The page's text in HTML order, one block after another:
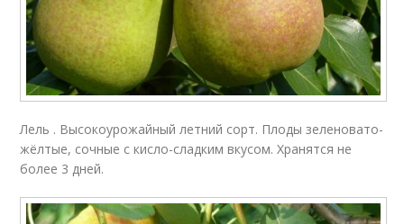
Лель . Высокоурожайный летний сорт. Плоды зеленовато-
жёлтые, сочные с кисло-сладким вкусом. Хранятся не
более 3 дней.